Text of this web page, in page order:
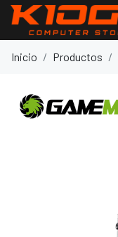
Inicio Productos